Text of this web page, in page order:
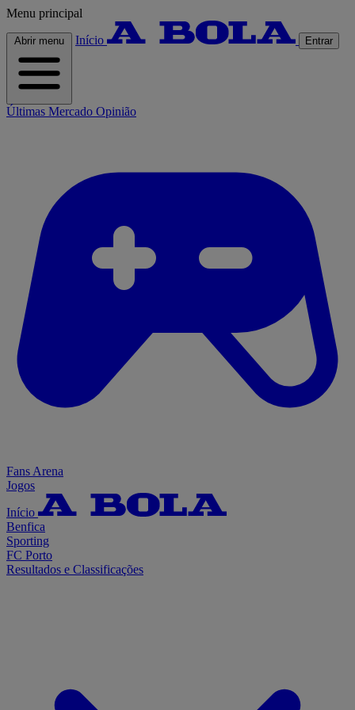
Menu principal
Abrir menu Início Entrar
Últimas Mercado Opinião
Fans Arena
Jogos
Início
Benfica
Sporting
FC Porto
Resultados e Classificações